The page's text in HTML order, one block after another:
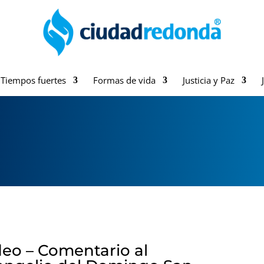
Tiempos fuertes Formas de vida Justicia y Paz
– Comentario al